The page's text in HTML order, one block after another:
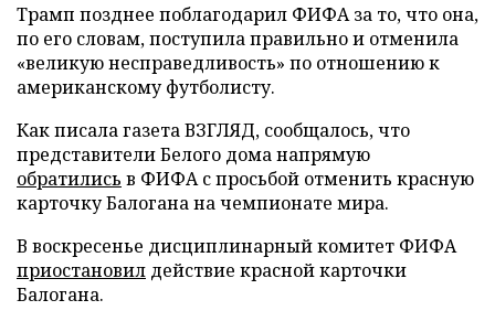
Трамп позднее поблагодарил ФИФА за то, что она,
по его словам, поступила правильно и отменила
«великую несправедливость» по отношению к
американскому футболисту.
Как писала газета ВЗГЛЯД, сообщалось, что
представители Белого дома напрямую
обратились в ФИФА с просьбой отменить красную
карточку Балогана на чемпионате мира.
В воскресенье дисциплинарный комитет ФИФА
приостановил действие красной карточки
Балогана.